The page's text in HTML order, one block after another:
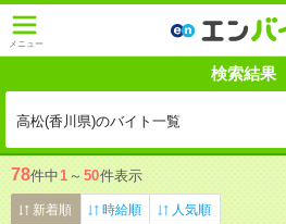
メニュー
検索結果
高松(香川県)のバイト一覧
78件中1 ～ 50件表示
新着順 時給順 人気順